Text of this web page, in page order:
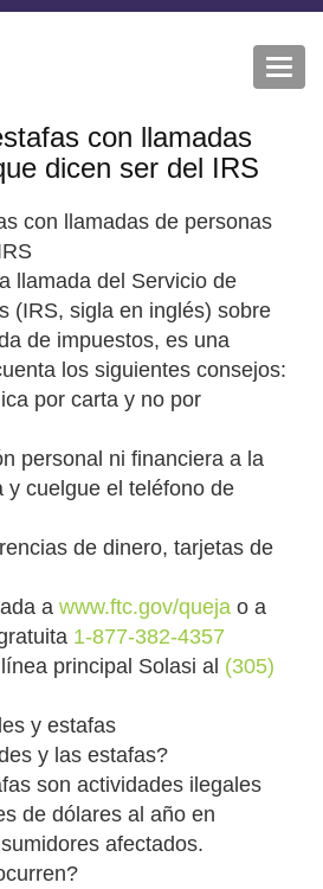
con llamadas
dicen ser del IRS
con llamadas de personas
llamada del Servicio de
(IRS, sigla en inglés) sobre
de impuestos, es una
los siguientes consejos:
por carta y no por
personal ni financiera a la
y cuelgue el teléfono de
de dinero, tarjetas de
a www.ftc.gov/queja o a
1-877-382-4357
principal Solasi al (305)
y estafas
y las estafas?
son actividades ilegales
de dólares al año en
afectados.